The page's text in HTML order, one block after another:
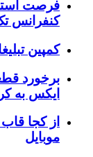
کنفرانس
کمپین
ایکس به
از کجا
موبایل